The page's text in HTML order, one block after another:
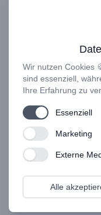
Ads
Ich
Wir nutzen Cookies
sind essenziell,
Ihre Erfahrung zu
Use settingEssenziell
Use settingMarketing
Use settingExterne
Alle